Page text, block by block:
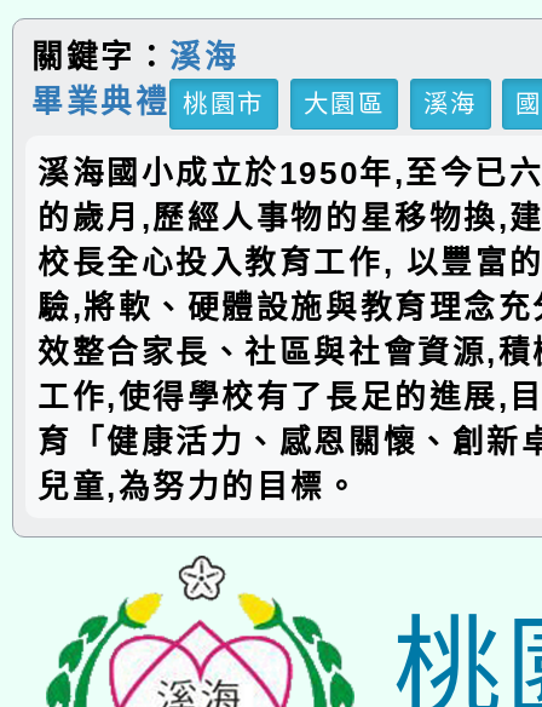
關鍵字： 溪海
畢業典禮 桃園市 大園區 溪海
溪海國小成立於1950年,至今已
的歲月,歷經人事物的星移物換,
校長全心投入教育工作, 以豐富
驗,將軟、硬體設施與教育理念
效整合家長、社區與社會資源,
工作,使得學校有了長足的進展,
育「健康活力、感恩關懷、創新
兒童,為努力的目標。
桃